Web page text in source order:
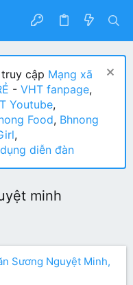
cập Mạng xã
- VHT fanpage,
Youtube,
Food, Bhnong
,
diễn đàn
minh
Sương Nguyệt Minh,